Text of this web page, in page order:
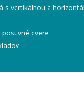
s vertikálnou a
dvere